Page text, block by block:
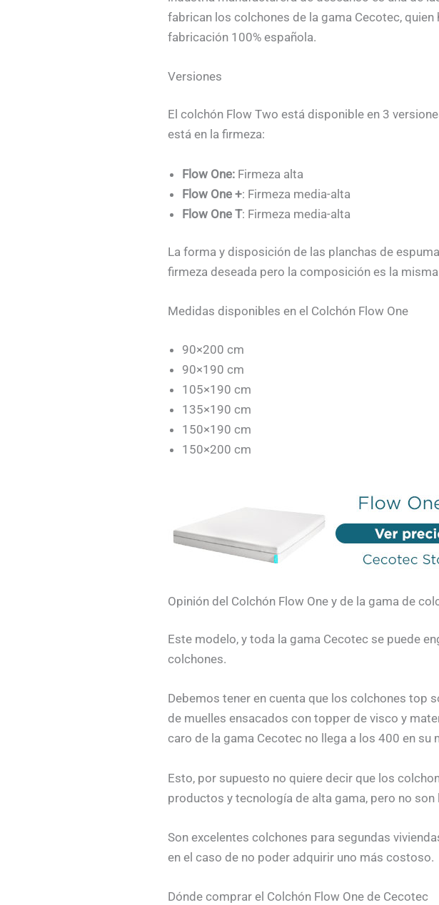
fabrican los colchones de la gama Cecotec,
fabricación 100% española.
Versiones
El colchón Flow Two está disponible en 3
está en la firmeza:
Flow One:Firmeza alta
Flow One +: Firmeza media-alta
Flow One T: Firmeza media-alta
La forma y disposición de las planchas de
firmeza deseada pero la composición es la
Medidas disponibles en el Colchón Flow One
90×200 cm
90×190 cm
105×190 cm
135×190 cm
150×190 cm
150×200 cm
Opinión del Colchón Flow One y de la gama de
Este modelo, y toda la gama Cecotec se puede
colchones.
Debemos tener en cuenta que los colchones top
de muelles ensacados con topper de visco y
caro de la gama Cecotec no llega a los 400 en su
Esto, por supuesto no quiere decir que los
productos y tecnología de alta gama, pero no
Son excelentes colchones para segundas
en el caso de no poder adquirir uno más costoso.
Dónde comprar el Colchón Flow One de Cecotec